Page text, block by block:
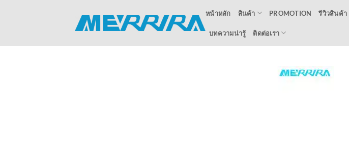
เนื้อหา
หน้าหลัก สินค้า PROMOTION รีวิวสินค้า
บทความน่ารู้ ติดต่อเรา